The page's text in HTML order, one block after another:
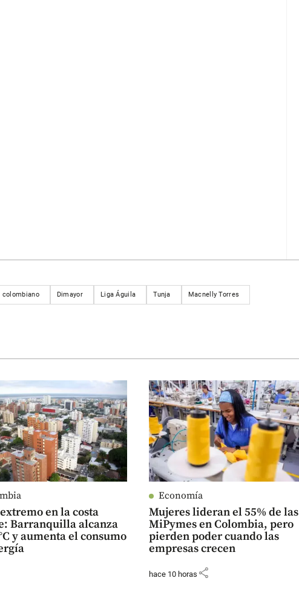
colombiano Dimayor Liga Águila Tunja Macnelly Torres
en la costa
Barranquilla alcanza
y aumenta el consumo
Economía
Mujeres lideran el 55% de las
MiPymes en Colombia, pero
pierden poder cuando las
empresas crecen
hace 10 horas share